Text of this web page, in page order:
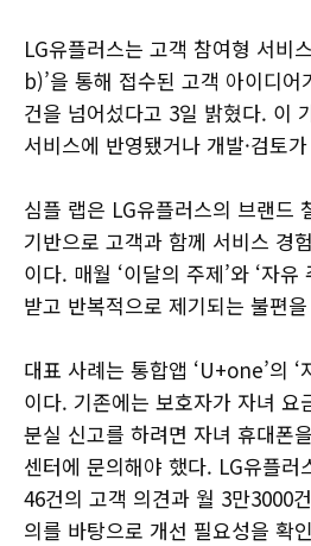
LG유플러스는 고객 참여형 서비
b)’을 통해 접수된 고객 아이디
건을 넘어섰다고 3일 밝혔다. 이
서비스에 반영됐거나 개발·검토
심플 랩은 LG유플러스의 브랜드
기반으로 고객과 함께 서비스 경
이다. 매월 ‘이달의 주제’와 ‘자
받고 반복적으로 제기되는 불편
대표 사례는 통합앱 ‘U+one’의 ‘
이다. 기존에는 보호자가 자녀 요
분실 신고를 하려면 자녀 휴대폰
센터에 문의해야 했다. LG유플러
46건의 고객 의견과 월 3만3000
의를 바탕으로 개선 필요성을 확